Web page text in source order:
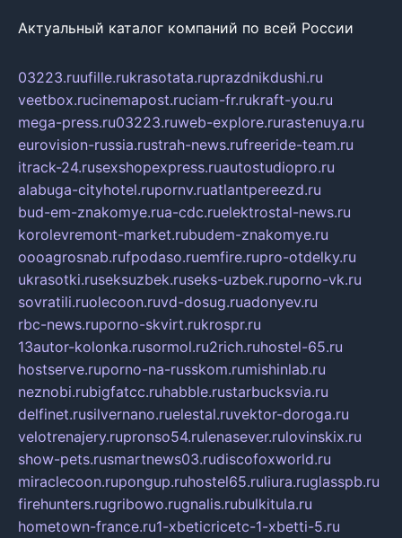
Актуальный каталог компаний по всей России
03223.ruufille.rukrasotata.ruprazdnikdushi.ru
veetbox.rucinemapost.ruciam-fr.rukraft-you.ru
mega-press.ru03223.ruweb-explore.rurastenuya.ru
eurovision-russia.rustrah-news.rufreeride-team.ru
itrack-24.rusexshopexpress.ruautostudiopro.ru
alabuga-cityhotel.rupornv.ruatlantpereezd.ru
bud-em-znakomye.rua-cdc.ruelektrostal-news.ru
korolevremont-market.rubudem-znakomye.ru
oooagrosnab.rufpodaso.ruemfire.rupro-otdelky.ru
ukrasotki.ruseksuzbek.ruseks-uzbek.ruporno-vk.ru
sovratili.ruolecoon.ruvd-dosug.ruadonyev.ru
rbc-news.ruporno-skvirt.rukrospr.ru
13autor-kolonka.rusormol.ru2rich.ruhostel-65.ru
hostserve.ruporno-na-russkom.rumishinlab.ru
neznobi.rubigfatcc.ruhabble.rustarbucksvia.ru
delfinet.rusilvernano.ruelestal.ruvektor-doroga.ru
velotrenajery.rupronso54.rulenasever.rulovinskix.ru
show-pets.rusmartnews03.rudiscofoxworld.ru
miraclecoon.rupongup.ruhostel65.ruliura.ruglasspb.ru
firehunters.rugribowo.rugnalis.rubulkitula.ru
hometown-france.ru1-xbeticricetc-1-xbetti-5.ru